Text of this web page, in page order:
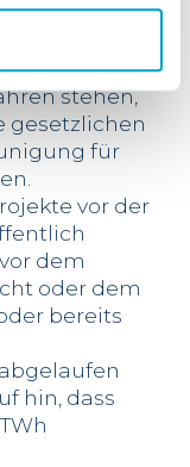
stehen,
gesetzlichen
für
vor der
dem
oder dem
bereits
hin, dass